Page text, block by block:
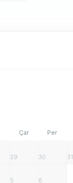
Çar Per
29 30 31
5 6